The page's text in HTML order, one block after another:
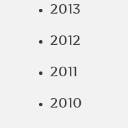
2013
2012
2011
2010